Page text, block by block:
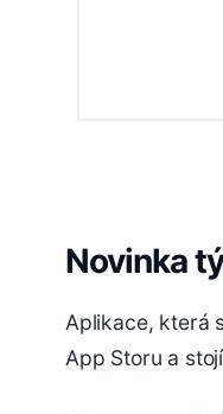
Novinka
Aplikace, která
App Storu a